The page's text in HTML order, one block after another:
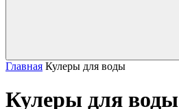
Главная Кулеры для воды
Кулеры для воды